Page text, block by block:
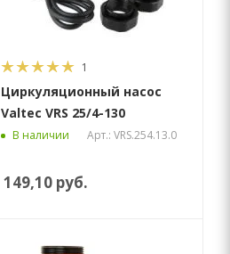
1
Циркуляционный насос
Valtec VRS 25/4-130
В наличии Арт.: VRS.254.13.0
149,10 руб.